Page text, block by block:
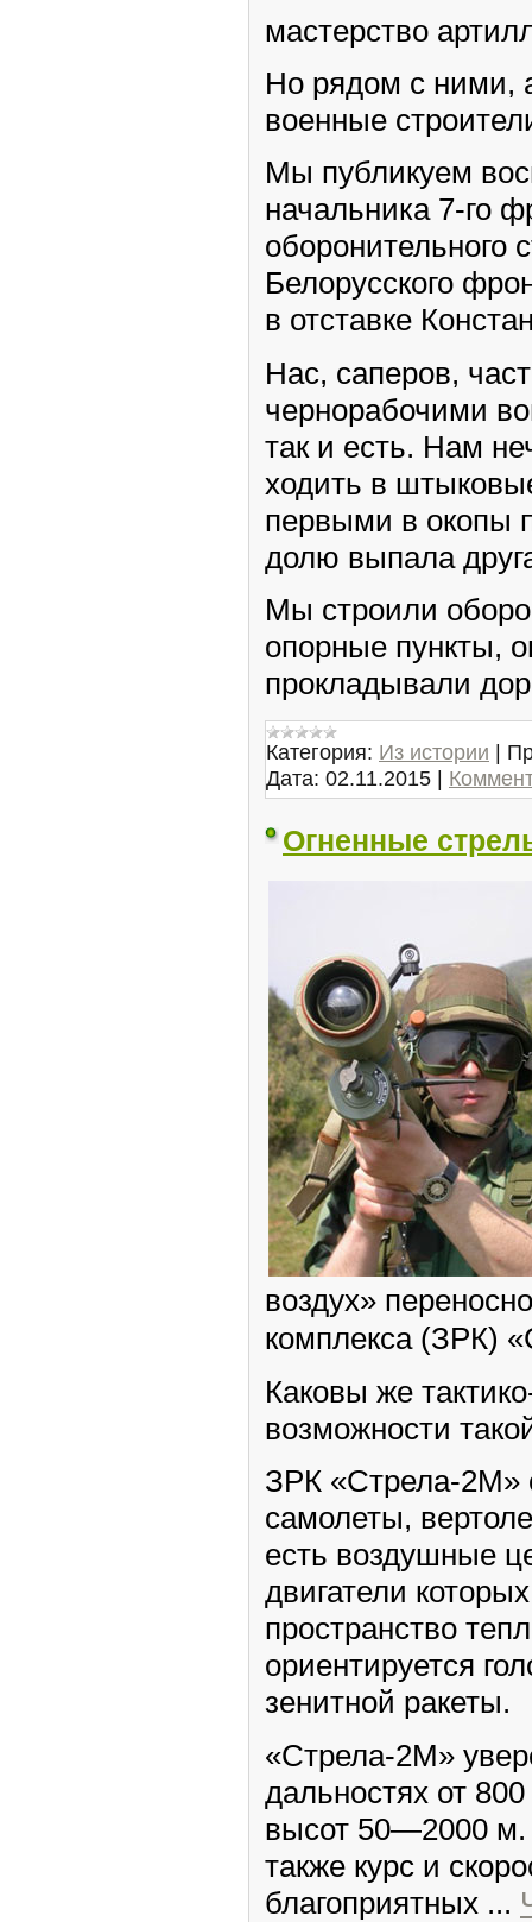
мастерство
Но рядом с ними,
военные
Мы публикуем
начальника 7-го
оборонительного
Белорусского
в отставке
Нас, саперов,
чернорабочими
так и есть. Нам
ходить в
первыми в окопы
долю выпала
Мы строили
опорные пункты,
прокладывали
Категория: Из истории |
Дата: 02.11.2015 |
Огненные
воздух»
комплекса (ЗРК)
Каковы же
возможности
ЗРК «Стрела-2М»
самолеты,
есть воздушные
двигатели
пространство
ориентируется
зенитной ракеты.
«Стрела-2М»
дальностях от
высот 50—2000 м.
также курс и
благоприятных ...